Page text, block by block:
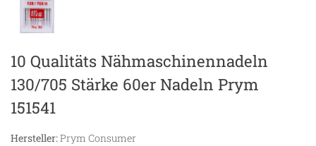
10 Qualitäts Nähmaschinennadeln
130/705 Stärke 60er Nadeln Prym
151541
Hersteller:Prym Consumer